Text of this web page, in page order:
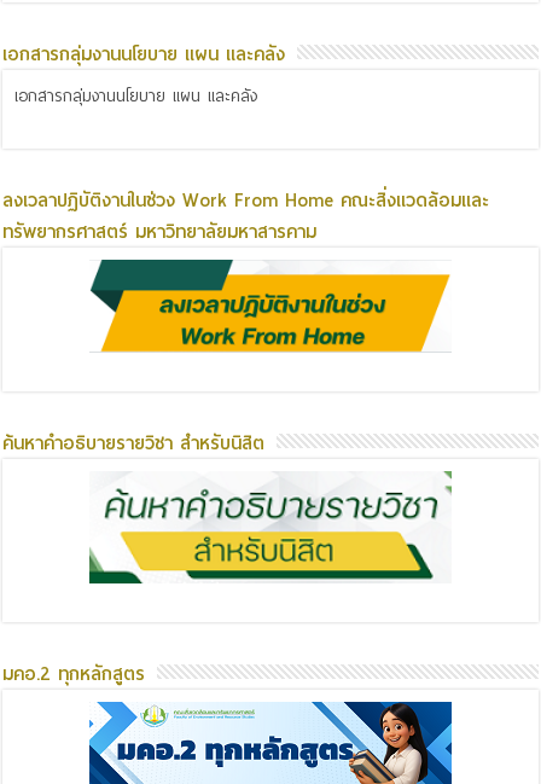
เอกสารกลุ่มงานนโยบาย แผน และคลัง
เอกสารกลุ่มงานนโยบาย แผน และคลัง
ลงเวลาปฏิบัติงานในช่วง Work From Home คณะสิ่งแวดล้อมและ
ทรัพยากรศาสตร์ มหาวิทยาลัยมหาสารคาม
ค้นหาคำอธิบายรายวิชา สำหรับนิสิต
มคอ.2 ทุกหลักสูตร